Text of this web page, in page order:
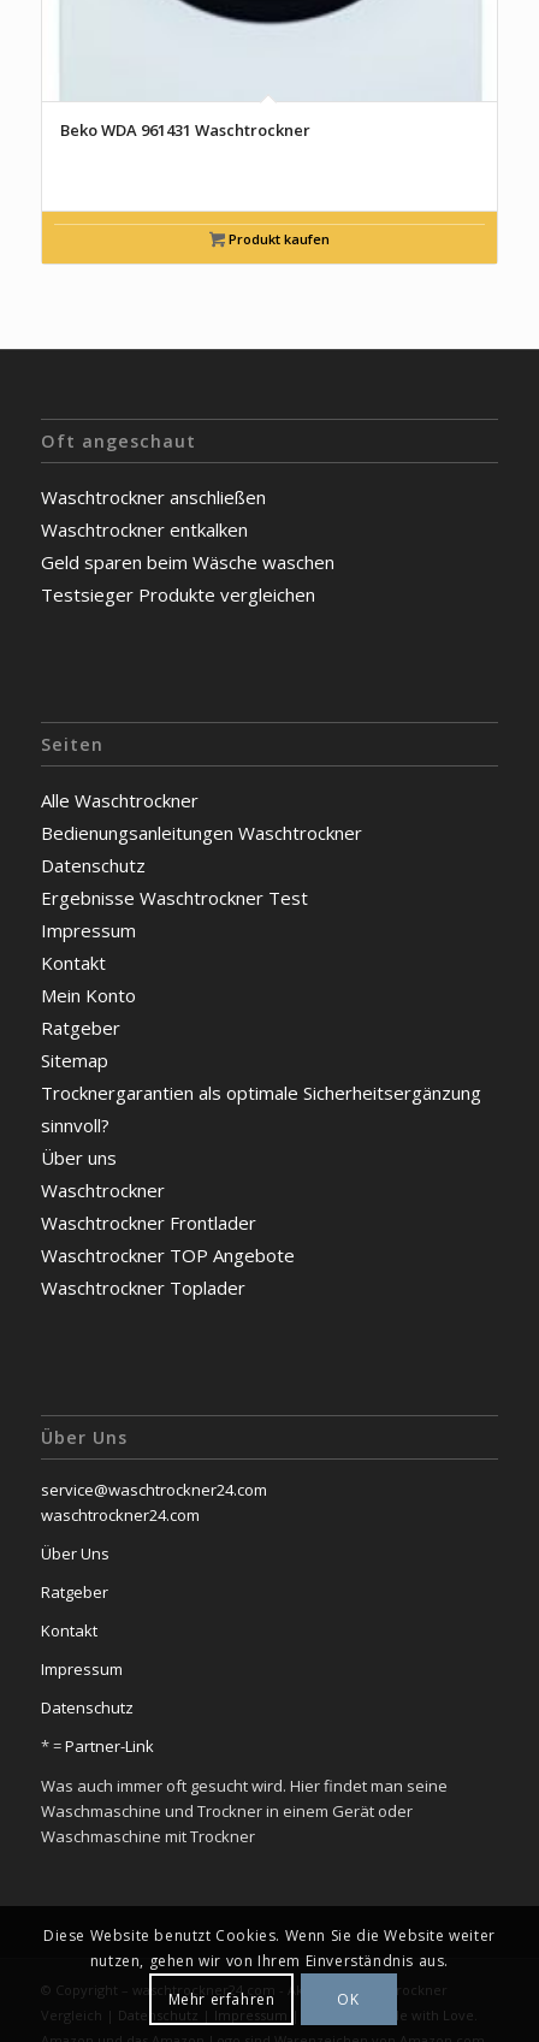
Beko WDA 961431 Waschtrockner
Produkt kaufen
Oft angeschaut
Waschtrockner anschließen
Waschtrockner entkalken
Geld sparen beim Wäsche waschen
Testsieger Produkte vergleichen
Seiten
Alle Waschtrockner
Bedienungsanleitungen Waschtrockner
Datenschutz
Ergebnisse Waschtrockner Test
Impressum
Kontakt
Mein Konto
Ratgeber
Sitemap
Trocknergarantien als optimale Sicherheitsergänzung
sinnvoll?
Über uns
Waschtrockner
Waschtrockner Frontlader
Waschtrockner TOP Angebote
Waschtrockner Toplader
Über Uns
service@waschtrockner24.com
waschtrockner24.com
Über Uns
Ratgeber
Kontakt
Impressum
Datenschutz
* =Partner-Link
Was auch immer oft gesucht wird. Hier findet man seine
Waschmaschine und Trockner in einem Gerät oder
Waschmaschine mit Trockner
© Copyright – waschtrockner24.com - Aktueller Waschtrockner
Vergleich | Datenschutz | Impressum |
Made with Love.
Diese Website benutzt Cookies. Wenn Sie die Website weiter
nutzen, gehen wir von Ihrem Einverständnis aus.
Mehr erfahren
OK